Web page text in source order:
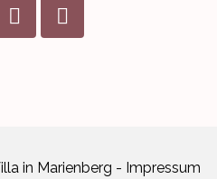
in Marienberg - Impressum